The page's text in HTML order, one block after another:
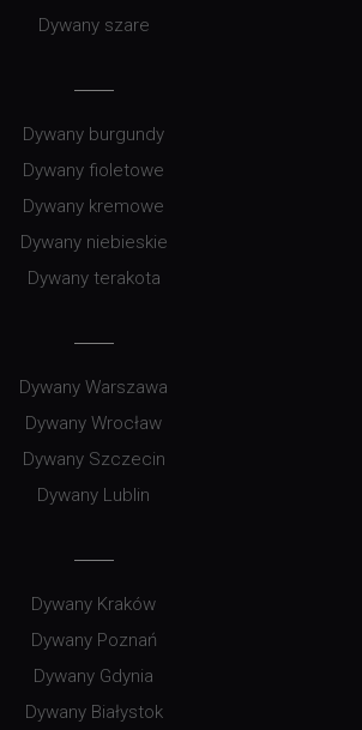
Dywany szare
Dywany burgundy
Dywany fioletowe
Dywany kremowe
Dywany niebieskie
Dywany terakota
Dywany Warszawa
Dywany Wrocław
Dywany Szczecin
Dywany Lublin
Dywany Kraków
Dywany Poznań
Dywany Gdynia
Dywany Białystok